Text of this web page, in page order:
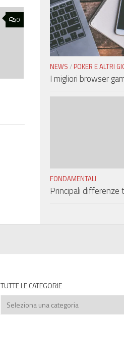
0
NEWS / POKER E ALTRI
I migliori browser
FONDAMENTALI
Principali differenze
TUTTE LE CATEGORIE
Tutte
le